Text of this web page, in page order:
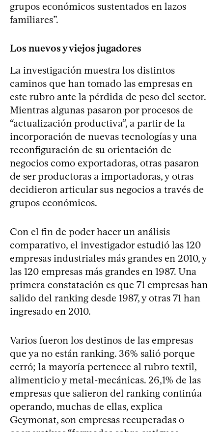
grupos económicos sustentados en lazos
familiares”.
Los nuevos y viejos jugadores
La investigación muestra los distintos
caminos que han tomado las empresas en
este rubro ante la pérdida de peso del sector.
Mientras algunas pasaron por procesos de
“actualización productiva”, a partir de la
incorporación de nuevas tecnologías y una
reconfiguración de su orientación de
negocios como exportadoras, otras pasaron
de ser productoras a importadoras, y otras
decidieron articular sus negocios a través de
grupos económicos.
Con el fin de poder hacer un análisis
comparativo, el investigador estudió las 120
empresas industriales más grandes en 2010, y
las 120 empresas más grandes en 1987. Una
primera constatación es que 71 empresas han
salido del ranking desde 1987, y otras 71 han
ingresado en 2010.
Varios fueron los destinos de las empresas
que ya no están ranking. 36% salió porque
cerró; la mayoría pertenece al rubro textil,
alimenticio y metal-mecánicas. 26,1% de las
empresas que salieron del ranking continúa
operando, muchas de ellas, explica
Geymonat, son empresas recuperadas o